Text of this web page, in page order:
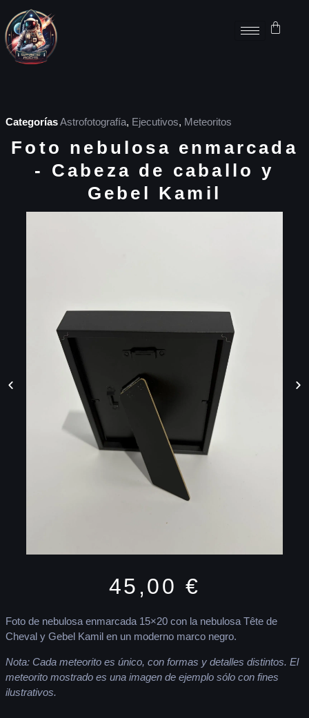
CategoríasAstrofotografía, Ejecutivos, Meteoritos
Foto nebulosa enmarcada
- Cabeza de caballo y
Gebel Kamil
45,00 €
Foto de nebulosa enmarcada 15×20 con la nebulosa Tête de
Cheval y Gebel Kamil en un moderno marco negro.
Nota: Cada meteorito es único, con formas y detalles distintos. El
meteorito mostrado es una imagen de ejemplo sólo con fines
ilustrativos.